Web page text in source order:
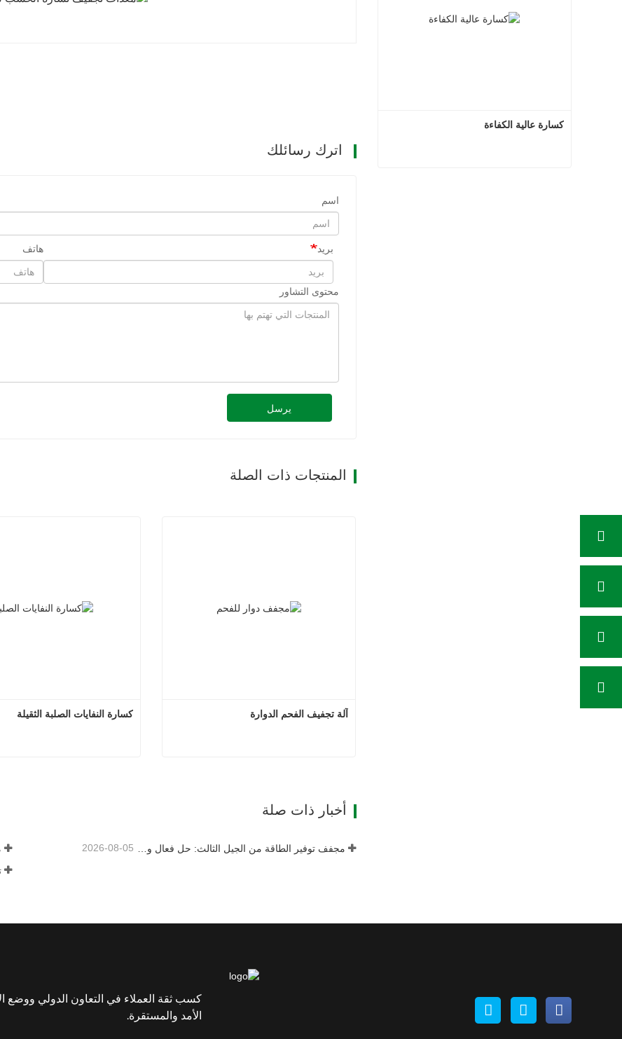
اترك رسائلك
اسم
بريد هاتف
محتوى التشاور
يرسل
المنتجات ذات الصلة
كسارة النفايات الصلبة الثقيلة آلة تجفيف الفحم الدوارة
أخبار ذات صلة
مجفف توفير الطاقة من الجيل الثالث: حل فعال وصديق للبيئة لتجفيف المواد عالية الرطوبة 2026-08-05
كسارة عالية الكفاءة
كسب ثقة العملاء في التعاون الدولي ووضع
الأمد والمستقرة.